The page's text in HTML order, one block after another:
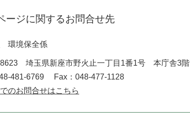
ージに関するお問合せ先
環境保全係
埼玉県新座市野火止一丁目1番1号 本庁舎3階
481-6769
Fax：048-477-1128
のお問合せはこちら